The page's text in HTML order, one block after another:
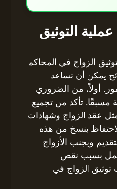
التوثيق
الزواج في المحاكم
يمكن أن تساعد
أولاً، من الضروري
مسبقًا. تأكد من تجميع
مثل عقد الزواج وشهادات
بنسخ من هذه
ويجنب الأزواج
بسبب نقص
توثيق الزواج في